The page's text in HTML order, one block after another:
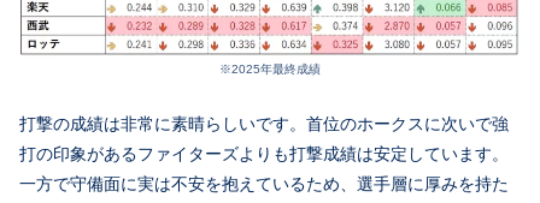
※2025年最終成績
打撃の成績は非常に素晴らしいです。首位のホークスに次いで強
打の印象があるファイターズよりも打撃成績は安定しています。
一方で守備面に実は不安を抱えているため、選手層に厚みを持た